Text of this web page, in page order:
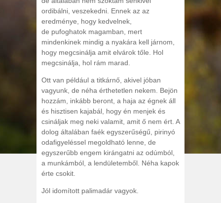
ordibálni, veszekedni. Ennek az az
eredménye, hogy kedvelnek,
de pufoghatok magamban, mert
mindenkinek mindig a nyakára kell járnom,
hogy megcsinálja amit elvárok tőle. Hol
megcsinálja, hol rám marad.
Ott van például a titkárnő, akivel jóban
vagyunk, de néha érthetetlen nekem. Bejön
hozzám, inkább beront, a haja az égnek áll
és hisztisen kajabál, hogy én menjek és
csináljak meg neki valamit, amit ő nem ért. A
dolog általában faék egyszerűségű, pirinyó
odafigyeléssel megoldható lenne, de
egyszerűbb engem kirángatni az odúmból,
a munkámból, a lendületemből. Néha kapok
érte csokit.
Jól idomított palimadár vagyok.